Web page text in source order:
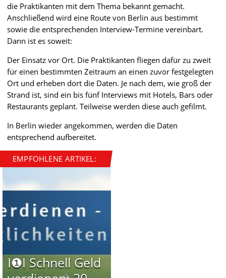
die Praktikanten mit dem Thema bekannt gemacht.
Anschließend wird eine Route von Berlin aus bestimmt
sowie die entsprechenden Interview-Termine vereinbart.
Dann ist es soweit:
Der Einsatz vor Ort. Die Praktikanten fliegen dafür zu zweit
für einen bestimmten Zeitraum an einen zuvor festgelegten
Ort und erheben dort die Daten. Je nach dem, wie groß der
Strand ist, sind ein bis fünf Interviews mit Hotels, Bars oder
Restaurants geplant. Teilweise werden diese auch gefilmt.
In Berlin wieder angekommen, werden die Daten
entsprechend aufbereitet.
EMPFOHLENE ARTIKEL:
I❶I Schnell Geld